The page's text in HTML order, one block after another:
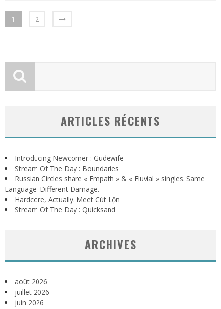
1 2
ARTICLES RÉCENTS
Introducing Newcomer : Gudewife
Stream Of The Day : Boundaries
Russian Circles share « Empath » & « Eluvial » singles. Same
Language. Different Damage.
Hardcore, Actually. Meet Cút Lộn
Stream Of The Day : Quicksand
ARCHIVES
août 2026
juillet 2026
juin 2026